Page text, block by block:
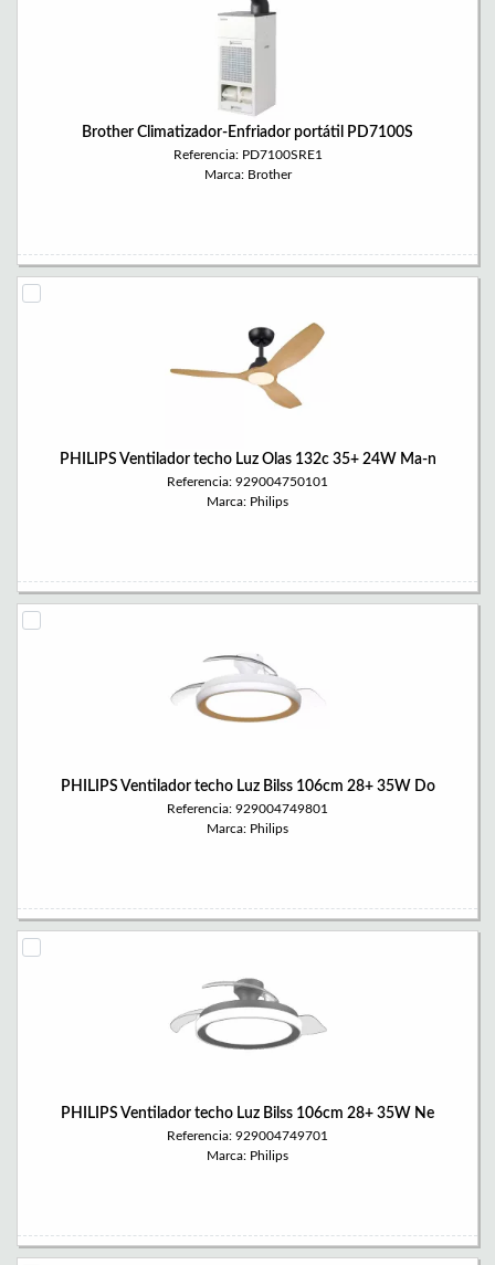
Brother Climatizador-Enfriador portátil PD7100S
Referencia: PD7100SRE1
Marca: Brother
PHILIPS Ventilador techo Luz Olas 132c 35+ 24W Ma-n
Referencia: 929004750101
Marca: Philips
PHILIPS Ventilador techo Luz Bilss 106cm 28+ 35W Do
Referencia: 929004749801
Marca: Philips
PHILIPS Ventilador techo Luz Bilss 106cm 28+ 35W Ne
Referencia: 929004749701
Marca: Philips